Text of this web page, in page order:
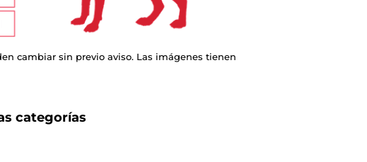
cambiar sin previo aviso. Las imágenes tienen
categorías